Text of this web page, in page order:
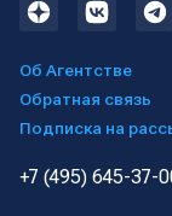
Об Агентстве
Обратная связь
Подписка на
+7 (495) 645-37-